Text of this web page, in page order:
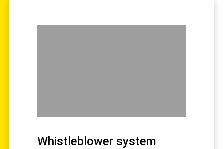
Whistleblower system